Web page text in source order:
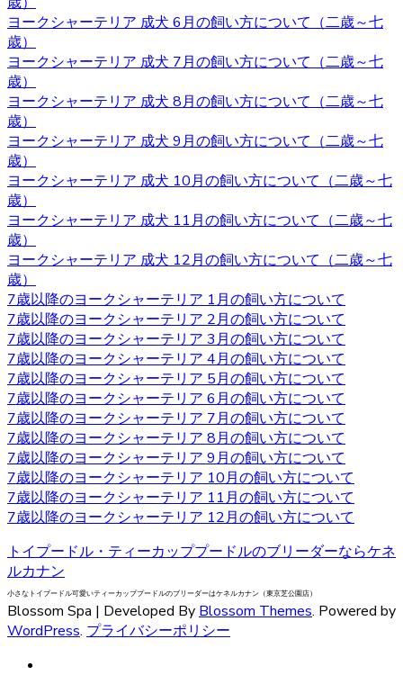
2020.10.9
ベベドールは近鉄河内松原駅の近くに見学スペースがござ
います。お越しの際には駅まで送迎させていただきます。
見学スペースではかわいい子犬たちが皆様をお待ちしてい
ます。突然訪問していただいて見学していただくことはで
きないので、お越しの際にはあらかじめご予約をとってい
ただくようよろしくお願いいたします。ご検討の際にはお
気軽にお問い合わせください。
2020.10.2
ヨークシャーテリアは物覚えが早くしつけやすいと言われ
ています。気の強さと頑固さを持ちあわせるので、しっか
りとしつけてあげてください。 飼い主がリーダーだという
ことを示すことで、主従関係を構築したうえで信頼関係を
結ぶことができます。 自分のテリトリーをしっかりと守ろ
うとするので、番犬としても適しています。吠え癖を持っ
た犬もいますが、しつけで矯正できるので心配はいりませ
ん。しつけやヨークシャーテリアについてお悩みの際は、
是非当店にご相談下さい。
2020.9.25
小型犬の中でも特に有名なヨークシャーテリアはヨークや
ヨーキーといった愛称で広く親しまれています。 非常に細
い被毛を持ちながら、シングルコートであり抜け毛が少な
いなどの特徴があります。垂れ下がるほど長い被毛が挙げ
られ、カットの仕方によって雰囲気が違ってきます。被毛
を伸ばし続ける場合はラッピングという、長い被毛をひと
まとめにくくる必要があり、色々なおしゃれを楽しめ流の
も人気の一つです。被毛を伸ばし続ける場合はラッピング
を行い、長い被毛をひとまとめにくくる必要があります。
ヨークシャーテリアの購入をお考えの際は、是非当店にご
相談下さい。
ヨークシャーテリア 成犬 6月の飼い方について（二歳～七
歳）
ヨークシャーテリア 成犬 7月の飼い方について（二歳～七
歳）
ヨークシャーテリア 成犬 8月の飼い方について（二歳～七
歳）
ヨークシャーテリア 成犬 9月の飼い方について（二歳～七
歳）
ヨークシャーテリア 成犬 10月の飼い方について（二歳～七
歳）
ヨークシャーテリア 成犬 11月の飼い方について（二歳～七
歳）
ヨークシャーテリア 成犬 12月の飼い方について（二歳～七
歳）
7歳以降のヨークシャーテリア 1月の飼い方について
7歳以降のヨークシャーテリア 2月の飼い方について
7歳以降のヨークシャーテリア 3月の飼い方について
7歳以降のヨークシャーテリア 4月の飼い方について
7歳以降のヨークシャーテリア 5月の飼い方について
7歳以降のヨークシャーテリア 6月の飼い方について
7歳以降のヨークシャーテリア 7月の飼い方について
7歳以降のヨークシャーテリア 8月の飼い方について
7歳以降のヨークシャーテリア 9月の飼い方について
7歳以降のヨークシャーテリア 10月の飼い方について
7歳以降のヨークシャーテリア 11月の飼い方について
7歳以降のヨークシャーテリア 12月の飼い方について
トイプードル・ティーカッププードルのブリーダーならケネ
ルカナン
小さなトイプードル可愛いティーカッププードルのブリーダーはケネルカナン（東京芝公園店）
Blossom Spa | Developed By Blossom Themes. Powered by
WordPress. プライバシーポリシー